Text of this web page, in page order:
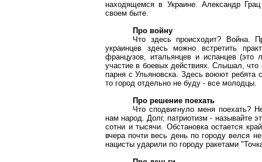
находящемся в Украине. Александр
своем быте.
Про войну
Что здесь происходит? Война.
украинцев здесь можно встретить
французов, итальянцев и испанцев
участие в боевых действиях. Слышал,
парня с Ульяновска. Здесь воюют ребята
то город отдельно не буду - все молодцы.
Про решение поехать
Что сподвигнуло меня поехать?
нам народ. Долг, патриотизм - называйте
сотни и тысячи. Обстановка остается
вчера почти весь день по городу велся
нацисты ударили по городу ракетами